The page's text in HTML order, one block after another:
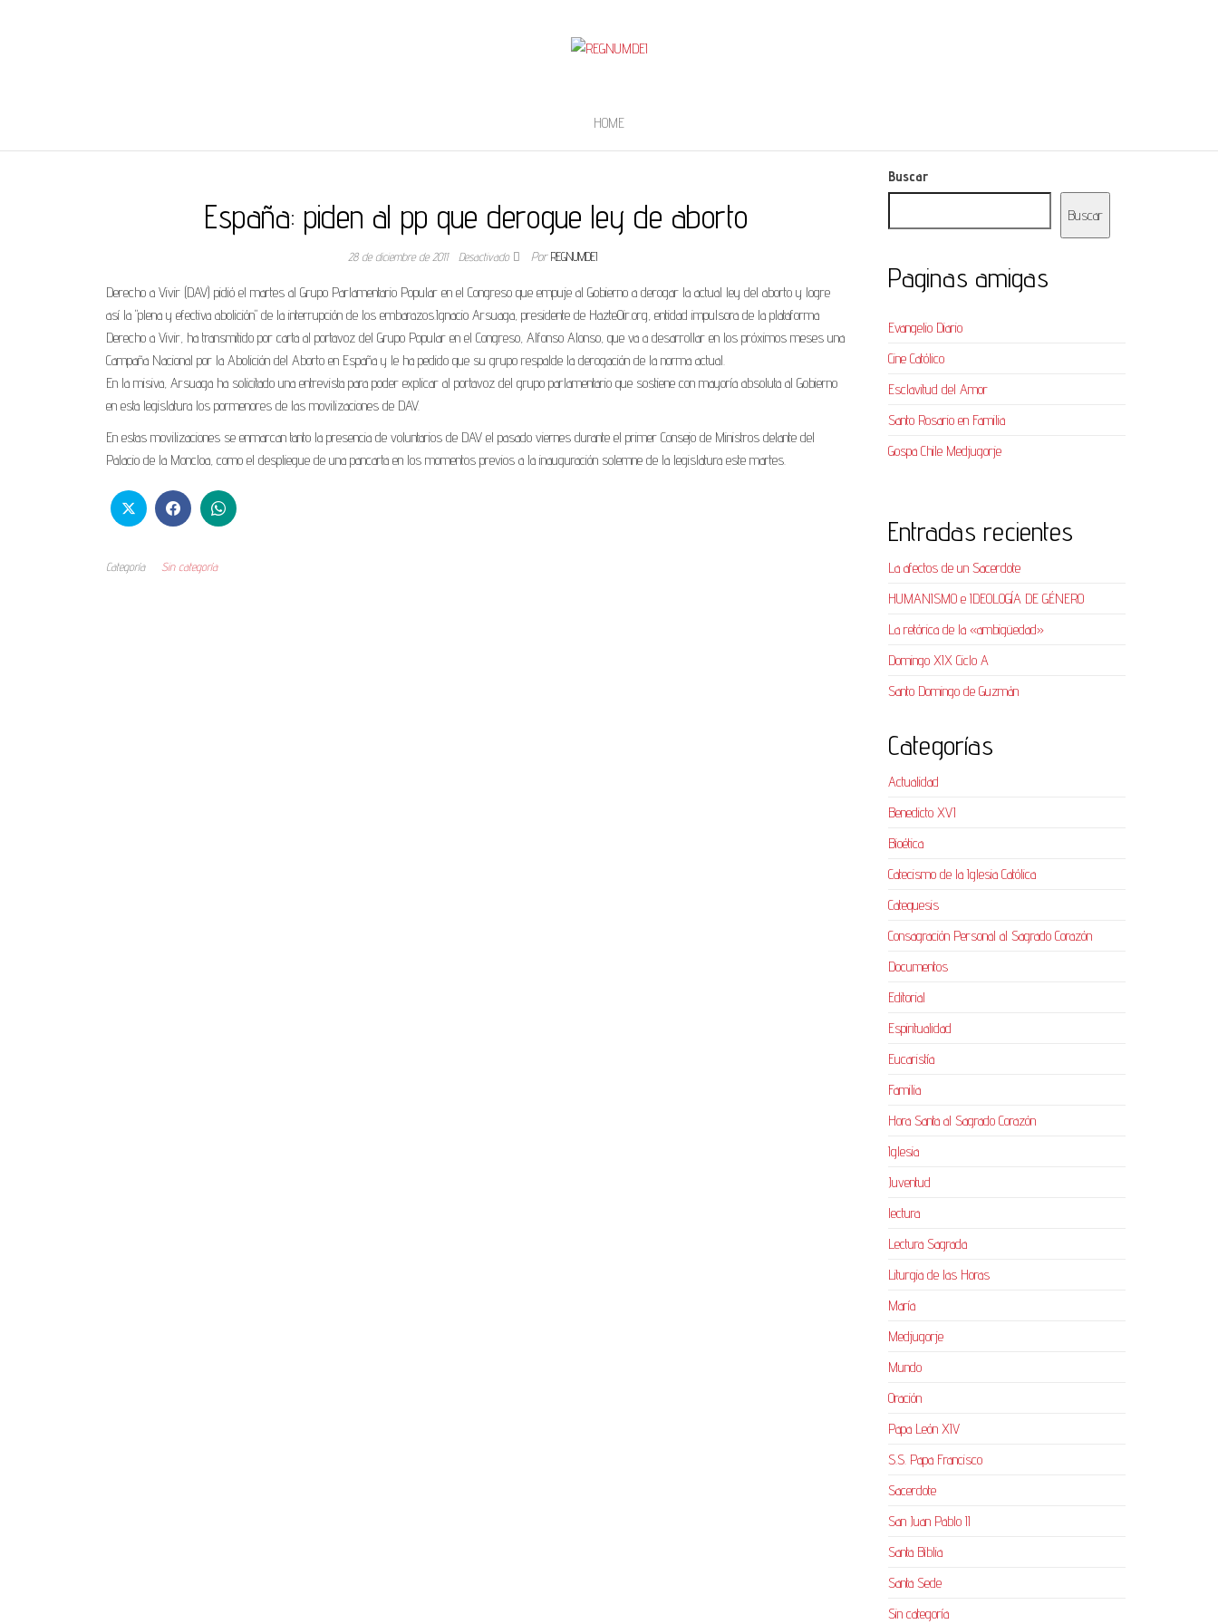
HOME
España: piden al pp que derogue ley de aborto
28 de diciembre de 2011 Desactivado Por REGNUMDEI
Derecho a Vivir (DAV) pidió el martes al Grupo Parlamentario Popular en el Congreso que empuje al Gobierno a derogar la actual ley del aborto y logre
así la "plena y efectiva abolición" de la interrupción de los embarazos.Ignacio Arsuaga, presidente de HazteOir.org, entidad impulsora de la plataforma
Derecho a Vivir, ha transmitido por carta al portavoz del Grupo Popular en el Congreso, Alfonso Alonso, que va a desarrollar en los próximos meses una
Campaña Nacional por la Abolición del Aborto en España y le ha pedido que su grupo respalde la derogación de la norma actual.
En la misiva, Arsuaga ha solicitado una entrevista para poder explicar al portavoz del grupo parlamentario que sostiene con mayoría absoluta al Gobierno
en esta legislatura los pormenores de las movilizaciones de DAV.
En estas movilizaciones se enmarcan tanto la presencia de voluntarios de DAV el pasado viernes durante el primer Consejo de Ministros delante del
Palacio de la Moncloa, como el despliegue de una pancarta en los momentos previos a la inauguración solemne de la legislatura este martes.
Categoría Sin categoría
Buscar
Buscar
Paginas amigas
Evangelio Diario
Cine Católico
Esclavitud del Amor
Santo Rosario en Familia
Gospa Chile Medjugorje
Entradas recientes
La afectos de un Sacerdote
HUMANISMO e IDEOLOGÍA DE GÉNERO
La retórica de la «ambigüedad»
Domingo XIX Ciclo A
Santo Domingo de Guzmán
Categorías
Actualidad
Benedicto XVI
Bioética
Catecismo de la Iglesia Católica
Catequesis
Consagración Personal al Sagrado Corazón
Documentos
Editorial
Espiritualidad
Eucaristía
Familia
Hora Santa al Sagrado Corazón
Iglesia
Juventud
lectura
Lectura Sagrada
Liturgia de las Horas
María
Medjugorje
Mundo
Oración
Papa León XIV
S.S. Papa Francisco
Sacerdote
San Juan Pablo II
Santa Biblia
Santa Sede
Sin categoría